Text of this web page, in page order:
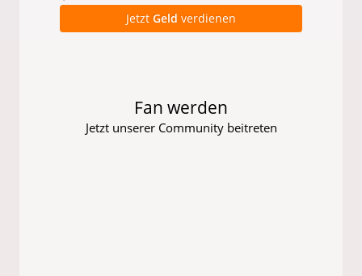
Jetzt Geld verdienen
Fan werden
Jetzt unserer Community beitreten